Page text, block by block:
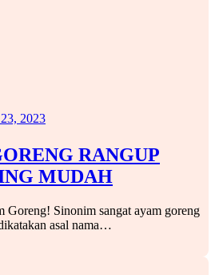
RANGUP
MUDAH
2023
Goreng! Sinonim sangat ayam goreng
asal nama…